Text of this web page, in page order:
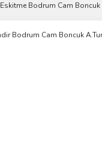
Eskitme Bodrum Cam Boncuk